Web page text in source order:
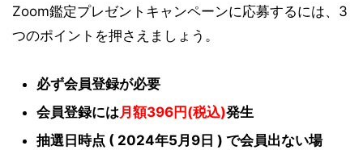
Zoom鑑定プレゼントキャンペーンに応募するには、3
つのポイントを押さえましょう。
必ず会員登録が必要
会員登録には月額396円(税込)発生
抽選日時点 ( 2024年5月9日 ) で会員出ない場